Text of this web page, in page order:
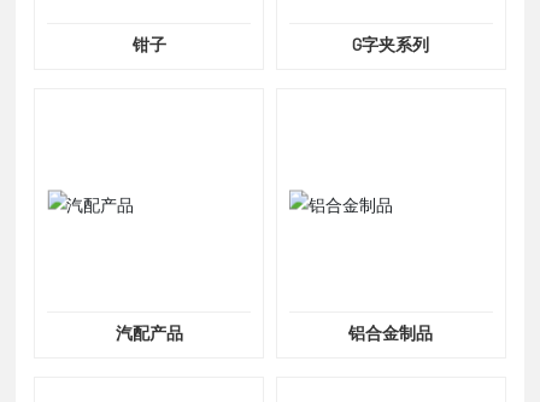
钳子 G字夹系列
汽配产品 铝合金制品